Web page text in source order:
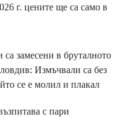
г. цените ще са само в
замесени в бруталното
Измъчвали са без
се е молил и плакал
с пари